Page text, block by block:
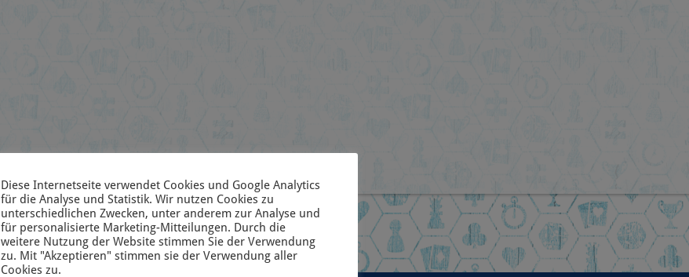
Diese Internetseite verwendet Cookies und Google Analytics
für die Analyse und Statistik. Wir nutzen Cookies zu
unterschiedlichen Zwecken, unter anderem zur Analyse und
für personalisierte Marketing-Mitteilungen. Durch die
weitere Nutzung der Website stimmen Sie der Verwendung
zu. Mit "Akzeptieren" stimmen sie der Verwendung aller
Cookies zu.